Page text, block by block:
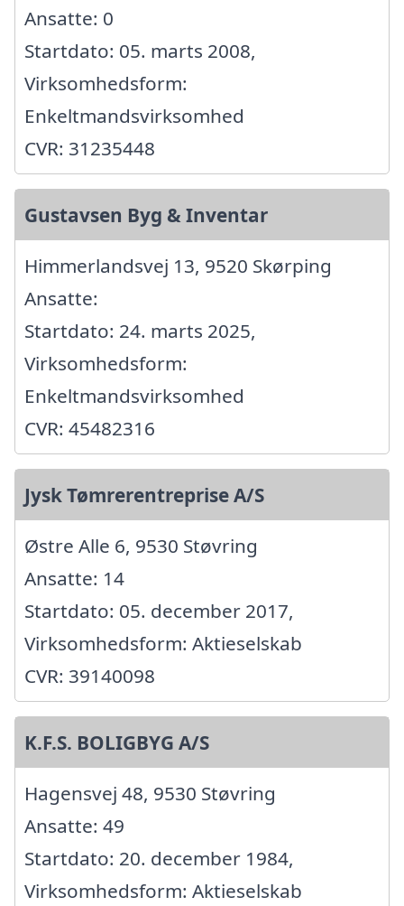
Ansatte: 0
Startdato: 05. marts 2008,
Virksomhedsform:
Enkeltmandsvirksomhed
CVR: 31235448
Gustavsen Byg & Inventar
Himmerlandsvej 13, 9520 Skørping
Ansatte:
Startdato: 24. marts 2025,
Virksomhedsform:
Enkeltmandsvirksomhed
CVR: 45482316
Jysk Tømrerentreprise A/S
Østre Alle 6, 9530 Støvring
Ansatte: 14
Startdato: 05. december 2017,
Virksomhedsform: Aktieselskab
CVR: 39140098
K.F.S. BOLIGBYG A/S
Hagensvej 48, 9530 Støvring
Ansatte: 49
Startdato: 20. december 1984,
Virksomhedsform: Aktieselskab